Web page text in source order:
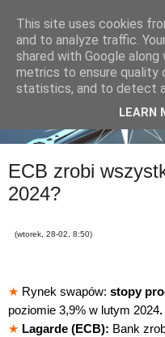
ECB zrobi
2024?
(wtorek, 28-02, 8:50)
★ Rynek swapów: stopy
poziomie 3,9% w lutym 2024.
★ Lagarde (ECB): Bank
This site uses cookies
and to analyze traffic.
shared with Google
metrics to ensure quality
statistics, and to detect
LEARN